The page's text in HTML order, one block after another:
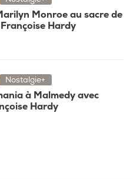
Monroe au sacre de
Hardy
Nostalgie+
à Malmedy avec
Hardy